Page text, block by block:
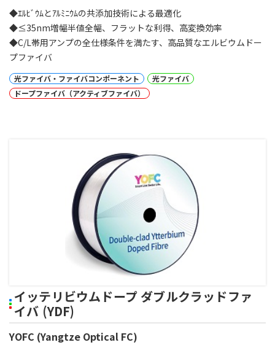
◆ｴﾙﾋﾞｳﾑとｱﾙﾐﾆｳﾑの共添加技術による最適化
◆≤35nm増幅半値全幅、フラットな利得、高変換効率
◆C/L帯用アンプの全仕様条件を満たす、 高品質なエルビウムドー
プファイバ
光ファイバ・ファイバコンポーネント
光ファイバ
ドープファイバ（アクティブファイバ）
イッテリビウムドープ ダブルクラッドファ
イバ (YDF)
YOFC (Yangtze Optical FC)